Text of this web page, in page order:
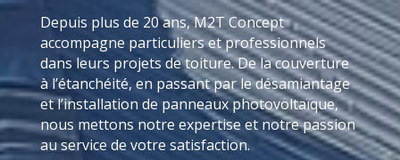
Depuis plus de 20 ans, M2T Concept
accompagne particuliers et professionnels
dans leurs projets de toiture. De la couverture
à l’étanchéité, en passant par le désamiantage
et l’installation de panneaux photovoltaïque,
nous mettons notre expertise et notre passion
au service de votre satisfaction.